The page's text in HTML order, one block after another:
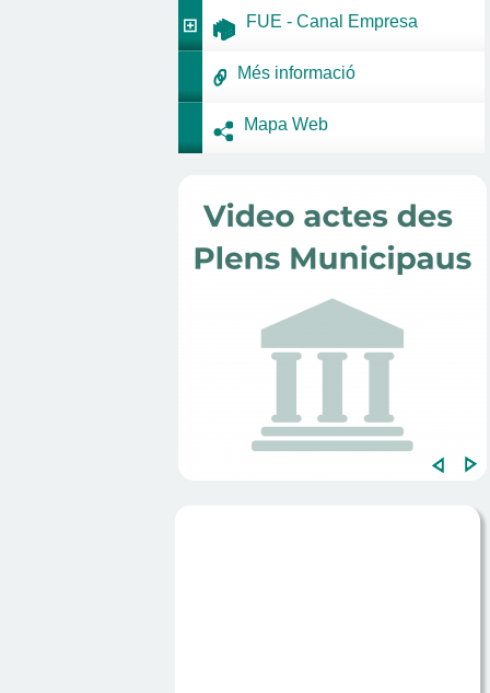
FUE - Canal Empresa
Més informació
Mapa Web